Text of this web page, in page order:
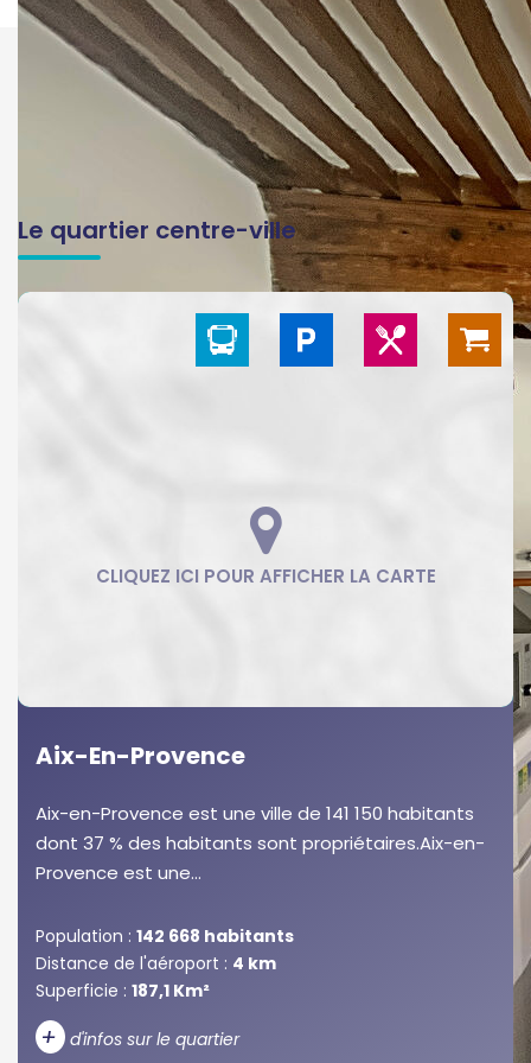
Le quartier centre-ville
Aix-En-Provence
Aix-en-Provence est une ville de 141 150 habitants
dont 37 % des habitants sont propriétaires.Aix-en-
Provence est une...
Population : 142 668 habitants
Distance de l'aéroport : 4 km
Superficie : 187,1 Km²
+ d'infos sur le quartier